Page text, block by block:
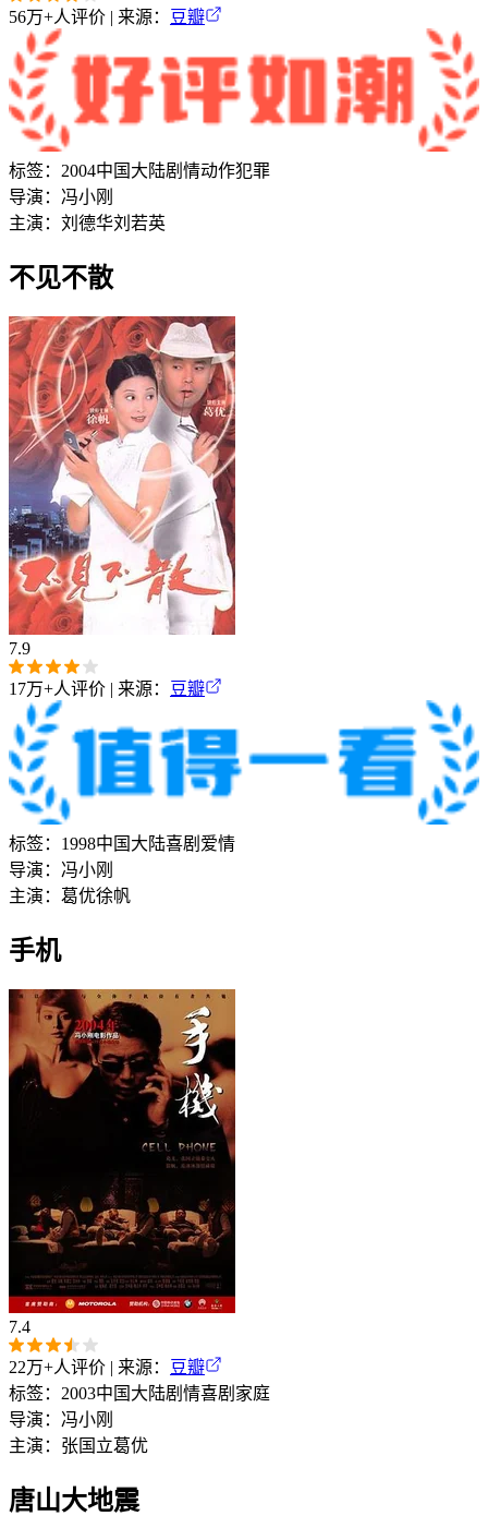
56万+人评价 | 来源： 豆瓣
标签： 2004中国大陆剧情动作犯罪
导演： 冯小刚
主演： 刘德华刘若英
不见不散‎
7.9
17万+人评价 | 来源： 豆瓣
标签： 1998中国大陆喜剧 爱情
导演： 冯小刚
主演： 葛优徐帆
手机‎
7.4
22万+人评价 | 来源：
豆瓣
标签： 2003中国大陆剧情喜剧 家庭
导演： 冯小刚
主演： 张国立葛优
唐山大地震‎